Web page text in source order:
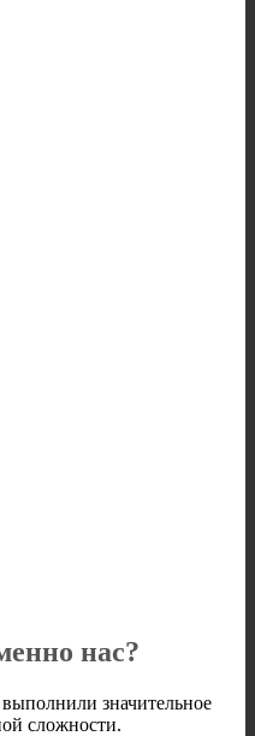
нас?
значительное
сложности.